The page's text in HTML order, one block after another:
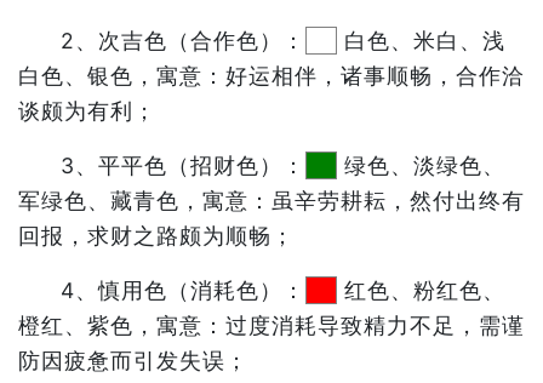
2、次吉色（合作色）：
白色、米白、浅
白色、银色，寓意：好运相伴，诸事顺畅，合作洽
谈颇为有利；
3、平平色（招财色）：
绿色、淡绿色、
军绿色、藏青色，寓意：虽辛劳耕耘，然付出终有
回报，求财之路颇为顺畅；
4、慎用色（消耗色）：
红色、粉红色、
橙红、紫色，寓意：过度消耗导致精力不足，需谨
防因疲惫而引发失误；